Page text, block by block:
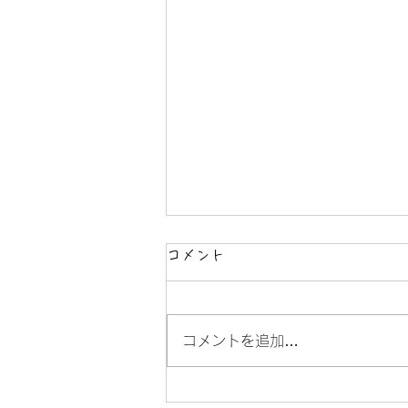
【小学生限定】アイリスジュ
コメント
コメントを追加…